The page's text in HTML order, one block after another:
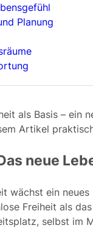
Planung
als Basis – ein
Artikel
neue
wächst ein
Freiheit als
selbst im